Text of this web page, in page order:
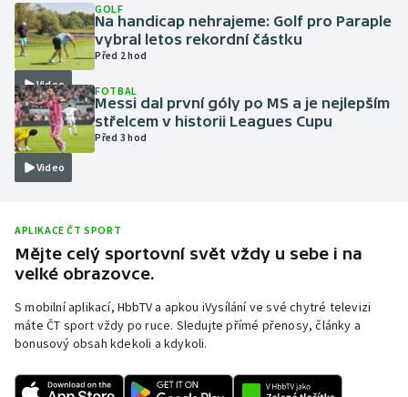
Motorsport
Olympijské hry
Parasport
Plavání
Ragby
Rychlobruslení
Rychlostní kanoistika
Video
GOLF
Na handicap nehrajeme: Golf pro Paraple
vybral letos rekordní částku
Před 2 hod
Video
FOTBAL
Messi dal první góly po MS a je nejlepším
střelcem v historii Leagues Cupu
Před 3 hod
APLIKACE ČT SPORT
Mějte celý sportovní svět vždy u sebe i na
velké obrazovce.
S mobilní aplikací, HbbTV a apkou iVysílání ve své chytré televizi
máte ČT sport vždy po ruce. Sledujte přímé přenosy, články a
bonusový obsah kdekoli a kdykoli.